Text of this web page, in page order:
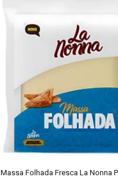
Massa Folhada Fresca La Nonna